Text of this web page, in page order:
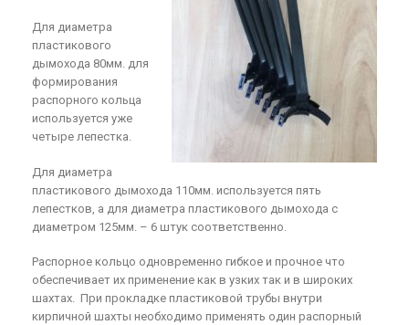
Для диаметра
пластикового
дымохода 80мм. для
формирования
распорного кольца
используется уже
четыре лепестка.
Для диаметра
пластикового дымохода 110мм. используется пять
лепестков, а для диаметра пластикового дымохода с
диаметром 125мм. – 6 штук соответственно.
Распорное кольцо одновременно гибкое и прочное что
обеспечивает их применение как в узких так и в широких
шахтах. При прокладке пластиковой трубы внутри
кирпичной шахты необходимо применять один распорный